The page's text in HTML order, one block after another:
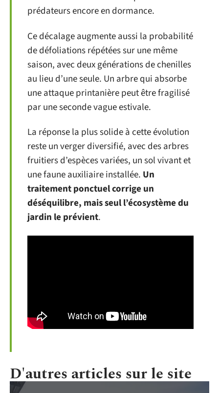
prédateurs encore en dormance.
Ce décalage augmente aussi la probabilité
de défoliations répétées sur une même
saison, avec deux générations de chenilles
au lieu d’une seule. Un arbre qui absorbe
une attaque printanière peut être fragilisé
par une seconde vague estivale.
La réponse la plus solide à cette évolution
reste un verger diversifié, avec des arbres
fruitiers d’espèces variées, un sol vivant et
une faune auxiliaire installée. Un
traitement ponctuel corrige un
déséquilibre, mais seul l’écosystème du
jardin le prévient.
D'autres articles sur le site